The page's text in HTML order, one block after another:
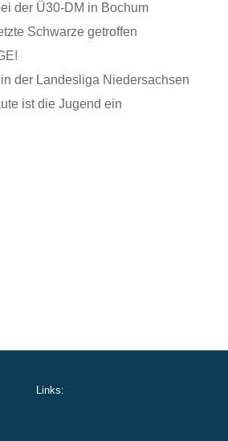
der Ü30-DM in Bochum
Schwarze getroffen
der Landesliga Niedersachsen
ist die Jugend ein
Links: